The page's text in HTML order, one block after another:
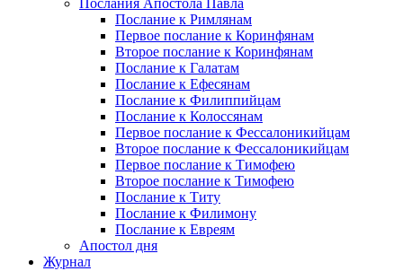
Послания Апостола Павла
Послание к Римлянам
Первое послание к Коринфянам
Второе послание к Коринфянам
Послание к Галатам
Послание к Ефесянам
Послание к Филиппийцам
Послание к Колоссянам
Первое послание к Фессалоникийцам
Второе послание к Фессалоникийцам
Первое послание к Тимофею
Второе послание к Тимофею
Послание к Титу
Послание к Филимону
Послание к Евреям
Апостол дня
Журнал